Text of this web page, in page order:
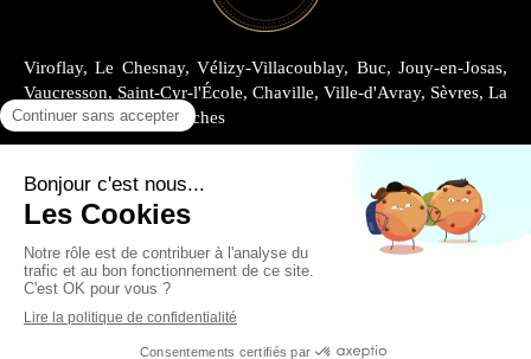
Viroflay, Le Chesnay, Vélizy-Villacoublay, Buc, Jouy-en-Josas,
Vaucresson, Saint-Cyr-l'École, Chaville, Ville-d'Avray, Sèvres, La
Celle-Saint-Cloud, Garches
Plan du site
Mentions légales
Louer au Cabinet Joly
Louer au Cabinet Archimède